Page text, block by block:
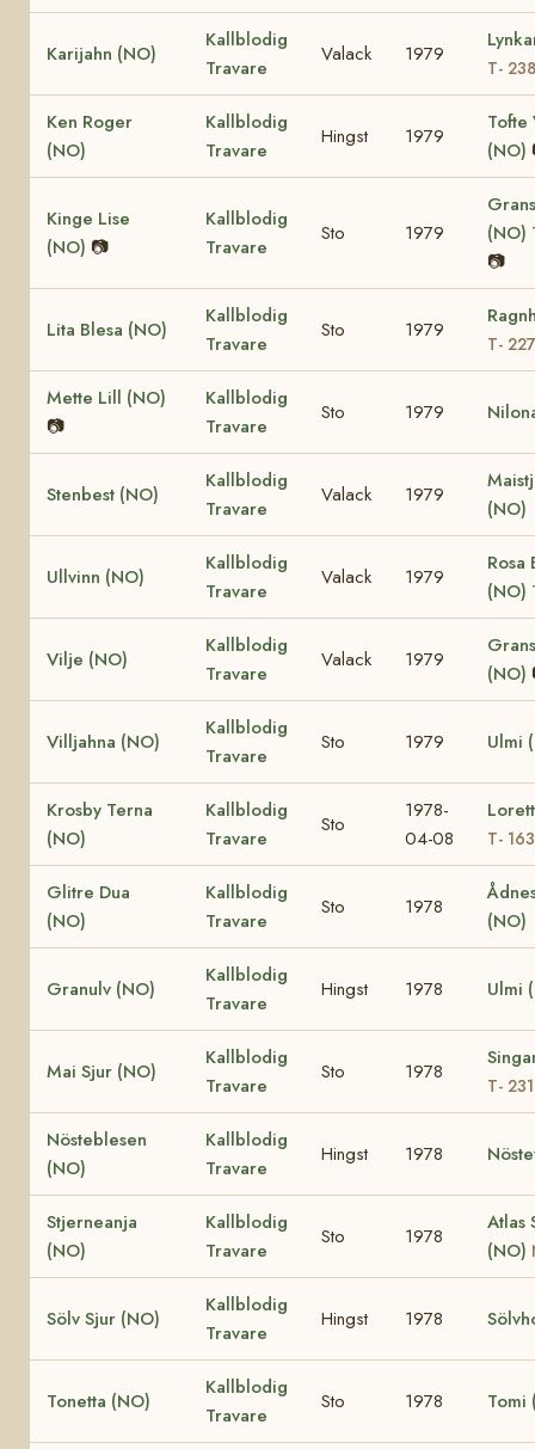
Karijahn (NO)
Kallblodig
Travare
Valack 1979
T-
Ken Roger
(NO)
Kallblodig
Travare
Hingst 1979
Tofte
(NO)
Kinge Lise
(NO) 📷
Kallblodig
Travare
Sto 1979
(NO)
📷
Lita Blesa (NO)
Kallblodig
Travare
Sto 1979
T-
Mette Lill (NO)
📷
Kallblodig
Travare
Sto 1979
Stenbest (NO)
Kallblodig
Travare
Valack 1979
(NO)
Ullvinn (NO)
Kallblodig
Travare
Valack 1979
Rosa
(NO)
Vilje (NO)
Kallblodig
Travare
Valack 1979
(NO)
Villjahna (NO)
Kallblodig
Travare
Sto 1979 Ulmi
Krosby Terna
(NO)
Kallblodig
Travare
Sto
1978-
04-08
T-
Glitre Dua
(NO)
Kallblodig
Travare
Sto 1978
(NO)
Granulv (NO)
Kallblodig
Travare
Hingst 1978 Ulmi
Mai Sjur (NO)
Kallblodig
Travare
Sto 1978
T-
Nösteblesen
(NO)
Kallblodig
Travare
Hingst 1978
Stjerneanja
(NO)
Kallblodig
Travare
Sto 1978
Atlas
(NO)
Sölv Sjur (NO)
Kallblodig
Travare
Hingst 1978
Tonetta (NO)
Kallblodig
Travare
Sto 1978 Tomi